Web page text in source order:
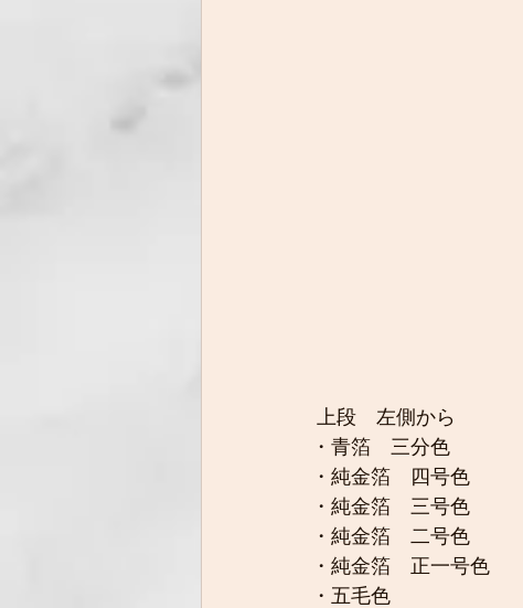
上段　左側から
・青箔　三分色
・純金箔　四号色
・純金箔　三号色
・純金箔　二号色
・純金箔　正一号色
・五毛色